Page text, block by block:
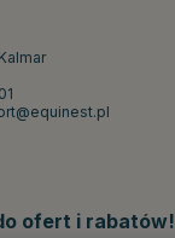
ofert i rabatów!